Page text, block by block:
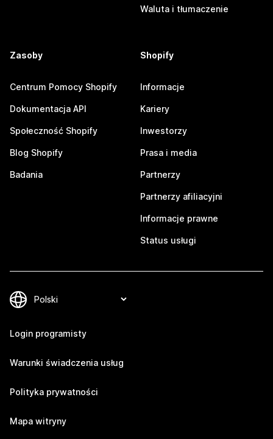
Waluta i tłumaczenie
Zasoby
Centrum Pomocy Shopify
Dokumentacja API
Społeczność Shopify
Blog Shopify
Badania
Shopify
Informacje
Kariery
Inwestorzy
Prasa i media
Partnerzy
Partnerzy afiliacyjni
Informacje prawne
Status usługi
Login programisty
Warunki świadczenia usług
Polityka prywatności
Mapa witryny